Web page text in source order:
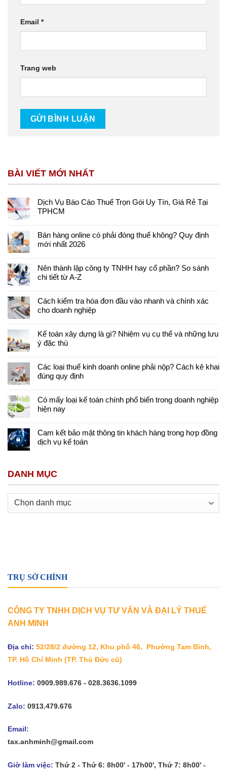
Email *
Trang web
BÀI VIẾT MỚI NHẤT
Dịch Vụ Báo Cáo Thuế Trọn Gói Uy Tín, Giá Rẻ Tại
TPHCM
Bán hàng online có phải đóng thuế không? Quy định
mới nhất 2026
Nên thành lập công ty TNHH hay cổ phần? So sánh
chi tiết từ A-Z
Cách kiểm tra hóa đơn đầu vào nhanh và chính xác
cho doanh nghiệp
Kế toán xây dựng là gì? Nhiệm vụ cụ thể và những lưu
ý đặc thù
Các loại thuế kinh doanh online phải nộp? Cách kê khai
đúng quy định
Có mấy loại kế toán chính phổ biến trong doanh nghiệp
hiện nay
Cam kết bảo mật thông tin khách hàng trong hợp đồng
dịch vụ kế toán
DANH MỤC
Danh
TRỤ SỞ CHÍNH
CÔNG TY TNHH DỊCH VỤ TƯ VẤN VÀ ĐẠI LÝ THUẾ
ANH MINH
Địa chỉ: 52/28/2 đường 12, Khu phố 46, Phường Tam Bình,
TP. Hồ Chí Minh (TP. Thủ Đức cũ)
Hotline: 0909.989.676 - 028.3636.1099
Zalo: 0913.479.676
Email:
tax.anhminh@gmail.com
Giờ làm việc: Thứ 2 - Thứ 6: 8h00' - 17h00', Thứ 7: 8h00' -